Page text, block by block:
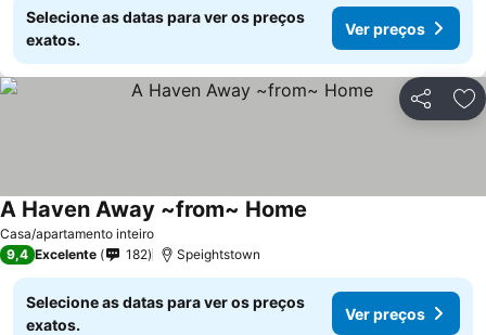
Selecione as datas para ver os preços
exatos.
Ver preços
Partilhar
Casa/apartamento inteiro
A Haven Away ~from~ Home
9,4 Excelente 182 Speightstown
Selecione as datas para ver os preços
exatos.
Ver preços